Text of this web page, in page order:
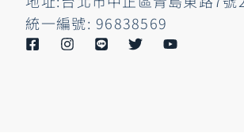
統一編號: 96838569